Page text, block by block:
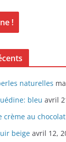
naturelles
bleu avril
crème au chocolat
beige avril 12,